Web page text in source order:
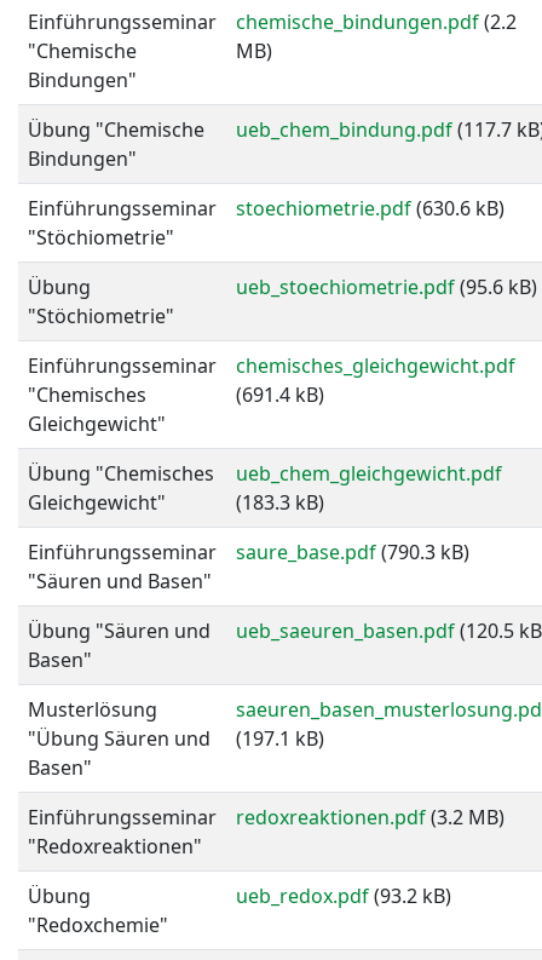
Einführungsseminar
"Chemische
Bindungen"
chemische_bindungen.pdf(2.2
MB)
Übung "Chemische
Bindungen"
ueb_chem_bindung.pdf(117.7
Einführungsseminar
"Stöchiometrie"
stoechiometrie.pdf(630.6 kB)
Übung
"Stöchiometrie"
ueb_stoechiometrie.pdf(95.6 kB)
Einführungsseminar
"Chemisches
Gleichgewicht"
chemisches_gleichgewicht.pdf
(691.4 kB)
Übung "Chemisches
Gleichgewicht"
ueb_chem_gleichgewicht.pdf
(183.3 kB)
Einführungsseminar
"Säuren und Basen"
saure_base.pdf(790.3 kB)
Übung "Säuren und
Basen"
ueb_saeuren_basen.pdf(120.5
Musterlösung
"Übung Säuren und
Basen"
(197.1 kB)
Einführungsseminar
"Redoxreaktionen"
redoxreaktionen.pdf(3.2 MB)
Übung
"Redoxchemie"
ueb_redox.pdf(93.2 kB)